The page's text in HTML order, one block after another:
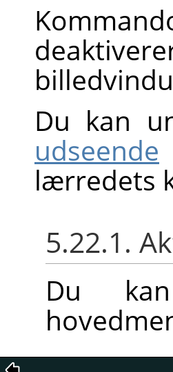
Du kan
udseende
lærredets
5.22.1.
Du